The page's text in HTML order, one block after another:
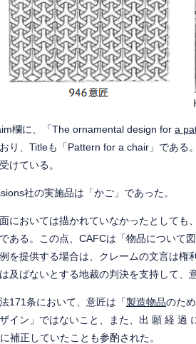
欄に、「The ornamental design for a
り、Titleも「Pattern for a chair」である
けている。
社の実施品は「かご」であった。
においては描かれていなかったとしても
ある。この点、CAFCは「物品について
を提供する場合は、クレームの文言は権
及ばないとする地裁の判決を支持して、
171条において、意匠は「製造物品のた
イン」ではないこと、また、出 願 経 過
補正していたことも参酌された。